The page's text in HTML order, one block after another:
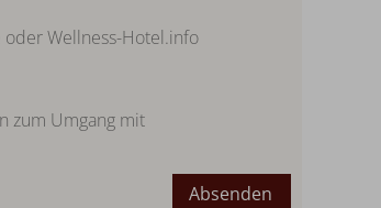
oder Wellness-Hotel.info
zum Umgang mit
Absenden